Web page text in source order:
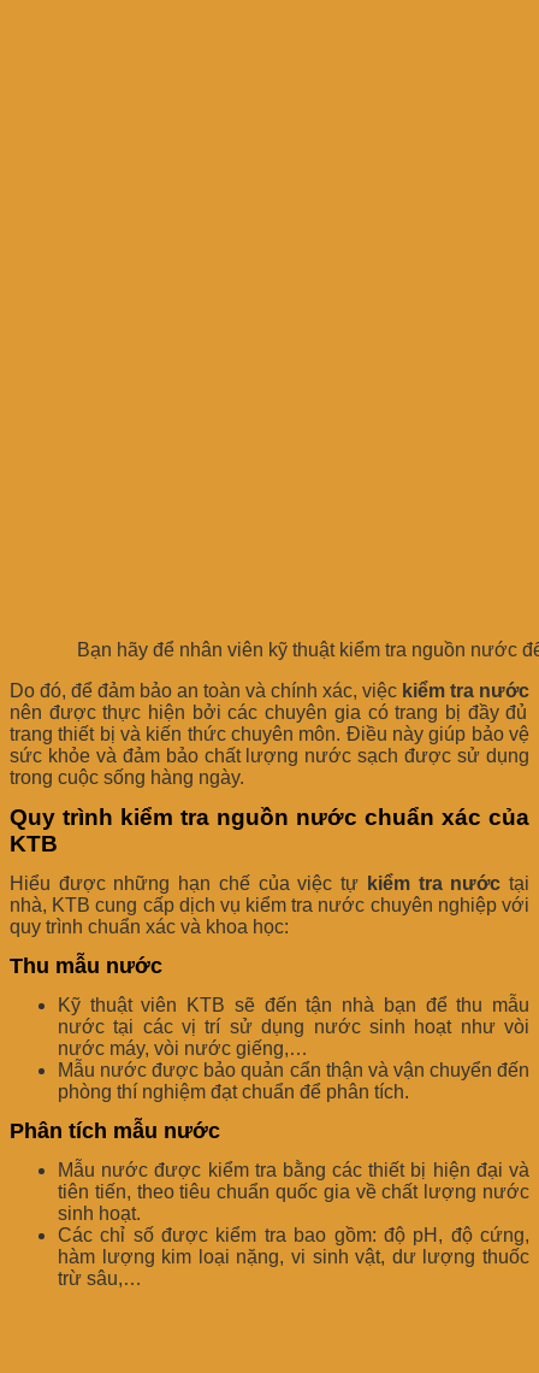
Bạn hãy để nhân viên kỹ thuật kiểm tra nguồn nước
Do đó, để đảm bảo an toàn và chính xác, việc kiểm tra nước
nên được thực hiện bởi các chuyên gia có trang bị đầy đủ
trang thiết bị và kiến thức chuyên môn. Điều này giúp bảo vệ
sức khỏe và đảm bảo chất lượng nước sạch được sử dụng
trong cuộc sống hàng ngày.
Quy trình kiểm tra nguồn nước chuẩn xác của
KTB
Hiểu được những hạn chế của việc tự kiểm tra nước tại
nhà, KTB cung cấp dịch vụ kiểm tra nước chuyên nghiệp với
quy trình chuẩn xác và khoa học:
Thu mẫu nước
Kỹ thuật viên KTB sẽ đến tận nhà bạn để thu mẫu
nước tại các vị trí sử dụng nước sinh hoạt như vòi
nước máy, vòi nước giếng,…
Mẫu nước được bảo quản cẩn thận và vận chuyển đến
phòng thí nghiệm đạt chuẩn để phân tích.
Phân tích mẫu nước
Mẫu nước được kiểm tra bằng các thiết bị hiện đại và
tiên tiến, theo tiêu chuẩn quốc gia về chất lượng nước
sinh hoạt.
Các chỉ số được kiểm tra bao gồm: độ pH, độ cứng,
hàm lượng kim loại nặng, vi sinh vật, dư lượng thuốc
trừ sâu,…